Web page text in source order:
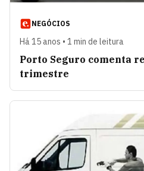
NEGÓCIOS
Há 15 anos • 1 min de leitura
Porto Seguro comenta
trimestre